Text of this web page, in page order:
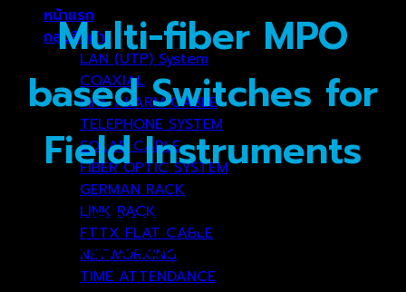
หน้าแรก
กลุ่มสินค้า
LAN (UTP) System
COAXIAL
FIRE ALARM CABLE
TELEPHONE SYSTEM
SOLAR CABLE
FIBER OPTIC SYSTEM
GERMAN RACK
LINK RACK
FTTX FLAT CABLE
NETWORKING
TIME ATTENDANCE
Multi-fiber MPO
based Switches for
Field Instruments
สวิตช์ออปติคัลความจุสูงสำหรับแพลตฟอร์ม
T-BERD/MTS-4000 V2 และ OneAdvisor